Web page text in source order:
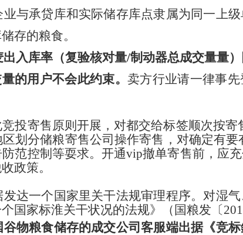
与承贷库和实际储存库点隶属为同一上
存的粮食。
入库率（复验核对量/制动器总成交量量
的用户不会此约束。 卖方行业请一律事
投寄售原则开展，对都交给标签顺次按
划分储粮寄售公司操作寄售，对确定有
范控制等耍求。开通vip撤单寄售前，应
政策。
达一个国家里关干法规审理程序。对湿
国家标淮关干状况的法规》（国粮发〔
物粮食储存的成交公司客服端出据《竞